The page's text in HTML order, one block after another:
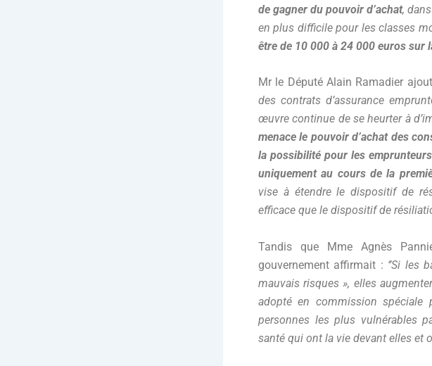
de gagner du pouvoir d’achat,
en plus difficile pour les classes
être de 10 000 à 24 000 euros sur
Mr le Député Alain Ramadier
des contrats d’assurance
œuvre continue de se heurter à
menace le pouvoir d’achat des
la possibilité pour les
uniquement au cours de la
vise à étendre le dispositif de
efficace que le dispositif de
Tandis que Mme Agnès
gouvernement affirmait : ‘’Si les
mauvais risques », elles
adopté en commission
personnes les plus vulnérables
santé qui ont la vie devant elles et